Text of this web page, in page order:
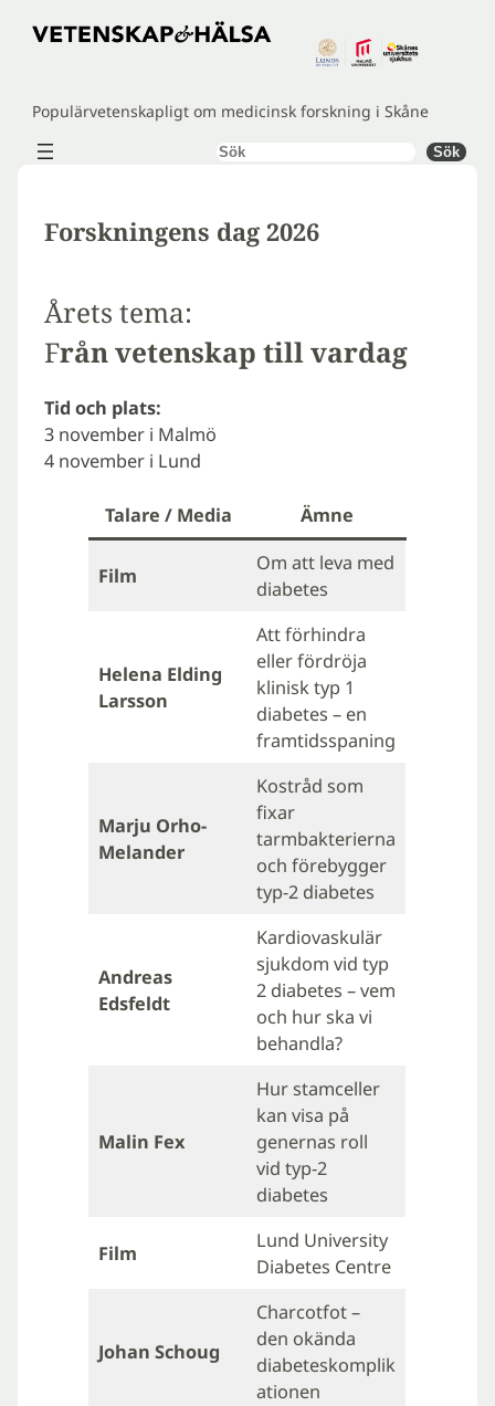
Hoppa
Populärvetenskapligt om medicinsk forskning i Skåne
Sök Sök
Forskningens dag 2026
Årets tema:
Från vetenskap till vardag
Tid och plats:
3 november i Malmö
4 november i Lund
Talare / Media Ämne
Film
Om att leva med
diabetes
Helena Elding
Larsson
Att förhindra
eller fördröja
klinisk typ 1
diabetes – en
framtidsspaning
Marju Orho-
Melander
Kostråd som
fixar
tarmbakterierna
och förebygger
typ-2 diabetes
Andreas
Edsfeldt
Kardiovaskulär
sjukdom vid typ
2 diabetes – vem
och hur ska vi
behandla?
Malin Fex
Hur stamceller
kan visa på
genernas roll
vid typ-2
diabetes
Film
Lund University
Diabetes Centre
Johan Schoug
Charcotfot –
den okända
diabeteskomplik
ationen